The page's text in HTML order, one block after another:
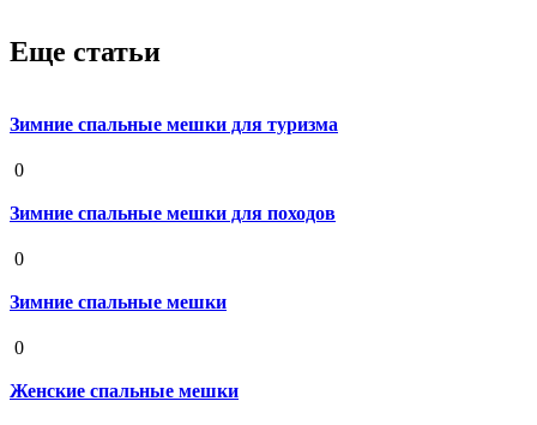
Еще статьи
Зимние спальные мешки для туризма
0
Зимние спальные мешки для походов
0
Зимние спальные мешки
0
Женские спальные мешки